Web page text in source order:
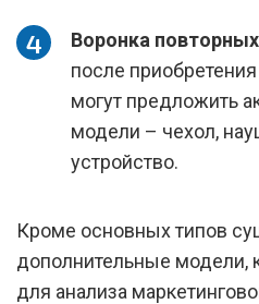
Воронка
после
могут предложить
модели – чехол,
устройство.
Кроме основных типов
дополнительные модели,
для анализа